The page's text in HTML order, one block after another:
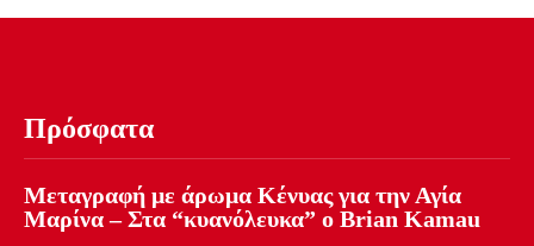
Πρόσφατα
Μεταγραφή με άρωμα Κένυας για την Αγία
Μαρίνα – Στα “κυανόλευκα” ο Brian Kamau